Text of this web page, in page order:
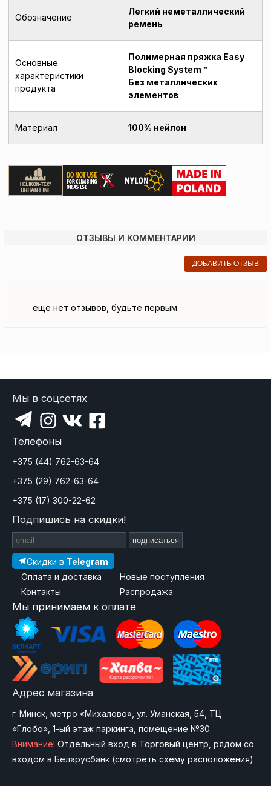
Обозначение
Легкий неметаллический
ремень
Основные
характеристики
продукта
Полимерная пряжка Easy
Blocking System™
Без металлических
элементов
Материал 100% нейлон
ОТЗЫВЫ И КОММЕНТАРИИ
ДОБАВИТЬ ОТЗЫВ
еще нет отзывов, будьте первым
Мы в соцсетях
Телефоны
+375 (44) 762-63-64
+375 (29) 762-63-64
+375 (17) 300-22-62
Подпишись на скидки!
подписаться
Скидки в Telegram
Оплата и доставка
Контакты
Новые поступления
Распродажа
Мы принимаем к оплате
Адрес магазина
г. Минск, метро «Михалово», ул. Уманская, 54, ТЦ
«Глобо», 1-ый этаж паркинга, помещение №30
Внимание! Отдельный вход в Торговый центр, рядом со
входом в Беларусбанк (смотреть схему расположения)